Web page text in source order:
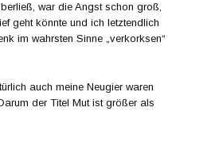
war die Angst schon groß,
geht könnte und ich letztendlich
im wahrsten Sinne „verkorksen“
auch meine Neugier waren
der Titel Mut ist größer als